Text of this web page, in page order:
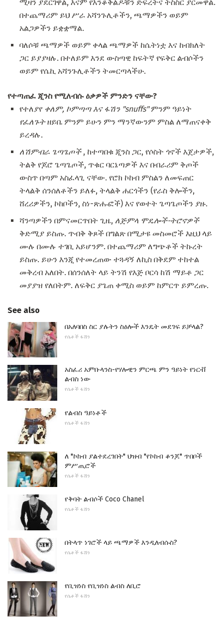
ሚዛን ያደርገዋል, እናም የእንቆቅልዶቹን ድፍረትና ትስስር ያርመዋል.
በተጨማሪም ይህ ሥራ አሻንጉሊቶችን, ጫማዎችን ወይም
አልጋዎችን ይቋቋማል.
ባለሶቹ ጫማዎች ወይም ቀላል ጫማዎች ከሴትነቷ እና ከብክለት
ጋር ይያያዛሉ. በተለይም እንደ ውስጣዊ ከፍትኛ የፍቅር ልብሶችን
ወይም የሴኪ አሻንጉሊቶችን ትመርጣላችሁ.
የተጣጠፈ ጂንስ የሚለብሱ ዕቃዎች ምንድን ናቸው?
የተለያየ ቀለም, ኮምጣጣ እና ፋሽን "snuffs"ምንም ዓይነት
የፈለጉትዘይቤ ምንም ይሁን ምን ማንኛውንም ምስል ለማጠናቀቅ
ይረዳሉ.
ለሽምብራ ጌጣጌጦች, ከተጣበቁ ጂንስ ጋር, የሶስት ጎኖች እጀታዎች,
ትልቅ የጆሮ ጌጣጌጦች, ጥቁር ባርኔጣዎች እና በብራሪም ቅጦች
ውስጥ በጣም አስፈላጊ ናቸው. የሮክ ኮከብ ምስልን ለመፍጠር
ትላልቅ ሰንሰለቶችን ይለፉ, ትላልቅ ሐርጎችን (የራስ ቅሎችን,
ሸረሪዎችን, ኮከቦችን, ስነ-ጽሑፎች) እና የወተት ጌጣጌጦችን ያዙ.
ሻንጣዎችን በምናመርጥበት ጊዜ, ለጅምላ ሞዴሎች-ትሮኖዎች
ቅድሚያ ይስጡ. ጥብቅ ቅጾች በግልጽ በሚታዩ መስመሮች እዚህ ላይ
ሙሉ በሙሉ ተገቢ አይሆንም. በተጨማሪም ለግጭቶች ትኩረት
ይስጡ. ይሁን እንጂ የተመረጠው ተጓዳኝ ለኪስ በቅደም ተከተል
መቅረብ አለበት. በሰንሰለት ላይ ትንሽ የእጅ ቦርሳ ከሽ ማይቶ ጋር
መያያዝ የለበትም. ለፍቅር ያጌጠ ቀሚስ ወይም ከምርጥ ይምረጡ.
See also
በአለባበስ ስር ያሉትን ስዕሎች እንዴት መደገፍ ይቻላል?
የሴቶች ፋሽን
አስፈሪ አምቡላንስ-የሃሎዊን ምርጫ ምን ዓይነት የነርቭ
ልብስ ነው
የሴቶች ፋሽን
የልብስ ዓይነቶች
የሴቶች ፋሽን
ለ "ኮከብ ያልተደረገበት" ህዝብ "የኮከብ ቆንጆ" ጥበቦች
ምሥጢሮች
የሴቶች ፋሽን
የቅባት ልብሶች Coco Chanel
የሴቶች ፋሽን
በትላጥ ነገሮች ላይ ጫማዎች እንዲለብሱስ?
የሴቶች ፋሽን
የቢዝነስ የቢዝነስ ልብስ ለቢሮ
የሴቶች ፋሽን